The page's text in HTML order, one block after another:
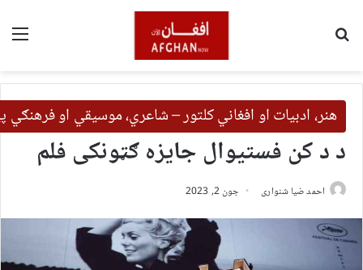
هنر، ادبیات او افغاني کلتور – شاعري، موسیقي او
د د کن فستیوال جایزه ګټونکی فلم
احمد ضیا شنواری جون 2, 2023